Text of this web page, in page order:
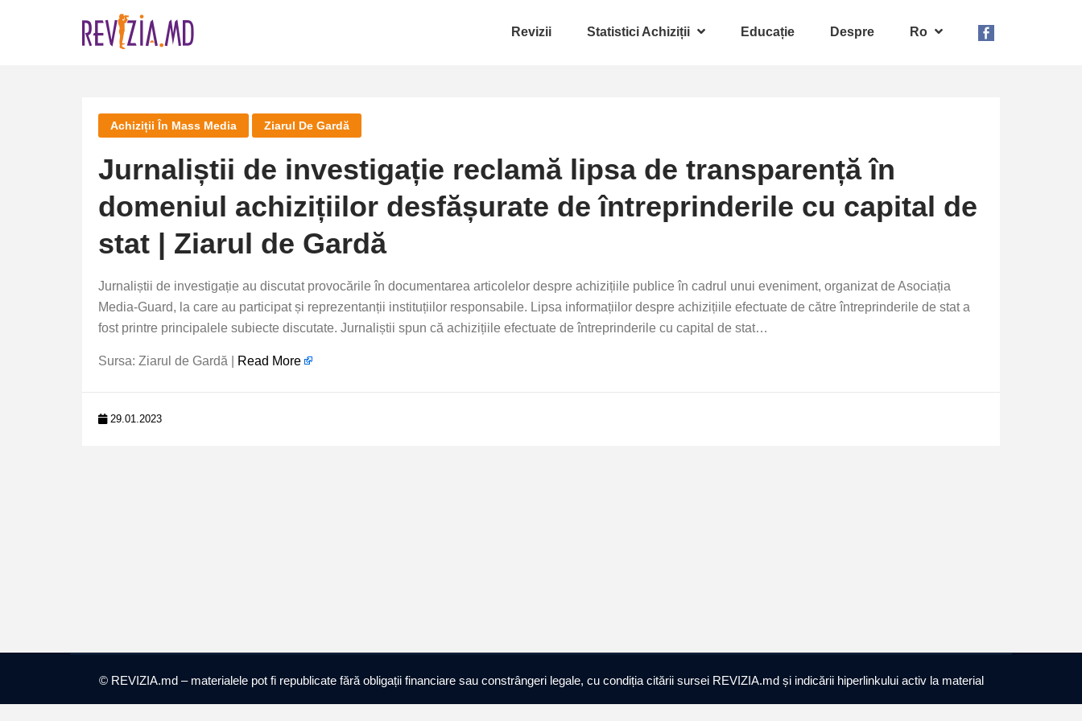
Revizii Statistici Achiziții Educație Despre Ro
Achiziții În Mass Media Ziarul De Gardă
Jurnaliștii de investigație reclamă lipsa de transparență în
domeniul achizițiilor desfășurate de întreprinderile cu capital de
stat | Ziarul de Gardă
Jurnaliștii de investigație au discutat provocările în documentarea articolelor despre achizițiile publice în cadrul unui eveniment, organizat de Asociația
Media-Guard, la care au participat și reprezentanții instituțiilor responsabile. Lipsa informațiilor despre achizițiile efectuate de către întreprinderile de stat a
fost printre principalele subiecte discutate. Jurnaliștii spun că achizițiile efectuate de întreprinderile cu capital de stat…
Sursa: Ziarul de Gardă | Read More
29.01.2023
© REVIZIA.md – materialele pot fi republicate fără obligații financiare sau constrângeri legale, cu condiția citării sursei REVIZIA.md și indicării hiperlinkului activ la material